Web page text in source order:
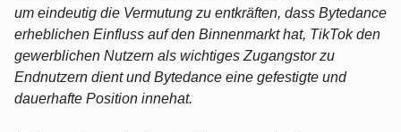
um eindeutig die Vermutung zu entkräften, dass Bytedance
erheblichen Einfluss auf den Binnenmarkt hat, TikTok den
gewerblichen Nutzern als wichtiges Zugangstor zu
Endnutzern dient und Bytedance eine gefestigte und
dauerhafte Position innehat.